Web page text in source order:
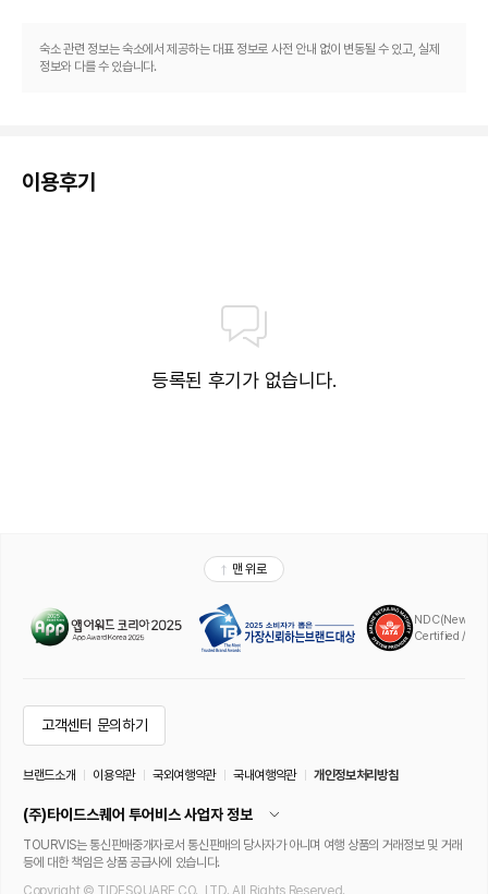
날 때 이용하면 좋을 비치 바, 7 개 바/라운지 또는 3 개 풀사이드 바도 있어요.
터 크기의 행사 시설이 마련되어 있습니다. 별도 요금으로 왕복 공항 셔틀을 이
용하실 수 있고 무료 주차 대행도 시설 내에서 이용 가능합니다.
숙소 관련 정보는 숙소에서 제공하는 대표 정보로 사전 안내 없이 변동될 수 있고, 실제
정보와 다를 수 있습니다.
이용후기
등록된 후기가 없습니다.